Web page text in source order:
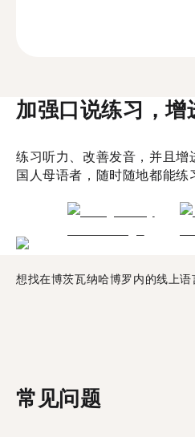
加强口说练习，增
练习听力、改善发音，并且增
国人母语者，随时随地都能练
想找在博茨瓦纳哈博罗内的线上语
常见问题